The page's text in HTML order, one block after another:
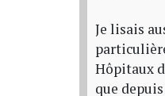
Je lisais
Hôpitaux
que